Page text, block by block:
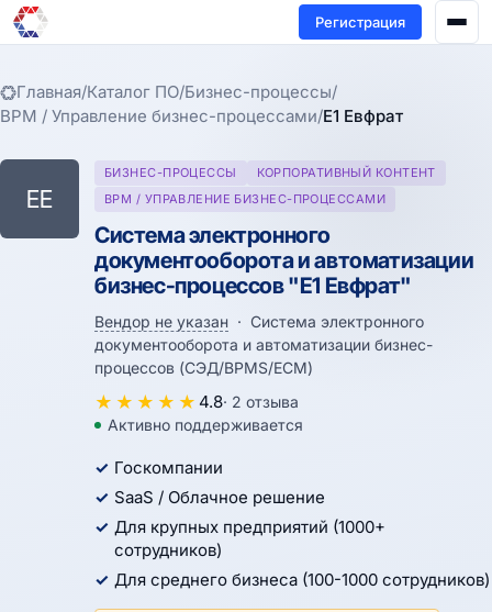
Регистрация
Главная/Каталог ПО/Бизнес-процессы/
BPM / Управление бизнес-процессами/Е1 Евфрат
ЕЕ
БИЗНЕС-ПРОЦЕССЫ
КОРПОРАТИВНЫЙ КОНТЕНТ
BPM / УПРАВЛЕНИЕ БИЗНЕС-ПРОЦЕССАМИ
Система электронного
документооборота и автоматизации
бизнес-процессов "Е1 Евфрат"
Вендор не указан · Система электронного
документооборота и автоматизации бизнес-
процессов (СЭД/BPMS/ECM)
★ ★ ★ ★ ★ 4.8· 2 отзыва
Активно поддерживается
Госкомпании
SaaS / Облачное решение
Для крупных предприятий (1000+
сотрудников)
Для среднего бизнеса (100-1000 сотрудников)